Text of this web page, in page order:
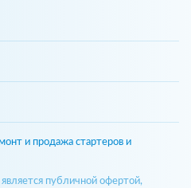
и продажа стартеров и
публичной офертой,